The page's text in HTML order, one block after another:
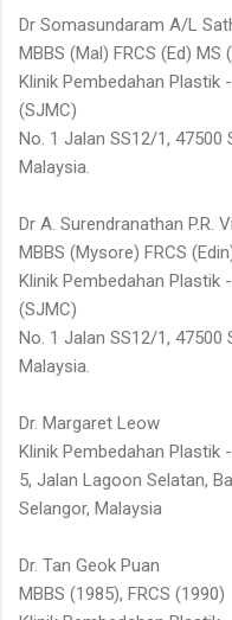
Dr Somasundaram A/L
MBBS (Mal) FRCS (Ed) MS
Klinik Pembedahan Plastik
(SJMC)
No. 1 Jalan SS12/1, 47500
Malaysia.
Dr A. Surendranathan P.R.
MBBS (Mysore) FRCS
Klinik Pembedahan Plastik
(SJMC)
No. 1 Jalan SS12/1, 47500
Malaysia.
Dr. Margaret Leow
Klinik Pembedahan Plastik
5, Jalan Lagoon Selatan,
Selangor, Malaysia
Dr. Tan Geok Puan
MBBS (1985), FRCS (1990)